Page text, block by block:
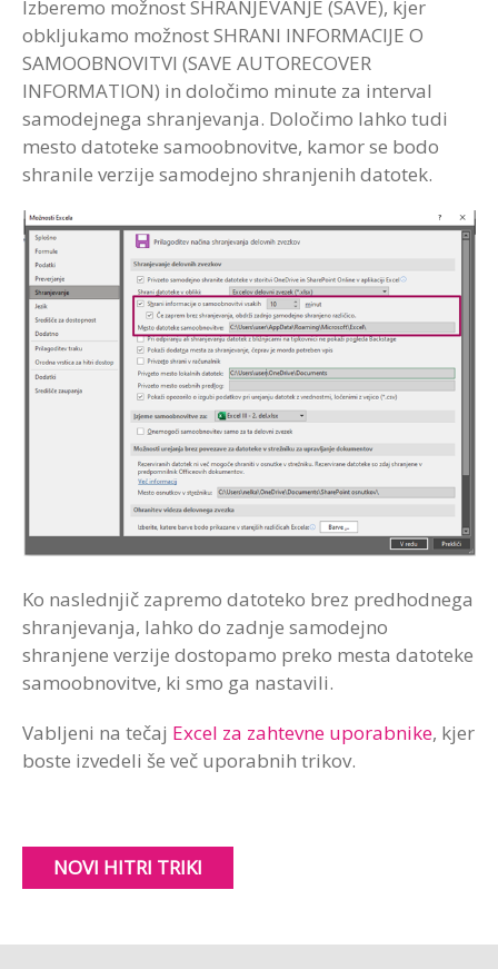
Izberemo možnost SHRANJEVANJE (SAVE), kjer
obkljukamo možnost SHRANI INFORMACIJE O
SAMOOBNOVITVI (SAVE AUTORECOVER
INFORMATION) in določimo minute za interval
samodejnega shranjevanja. Določimo lahko tudi
mesto datoteke samoobnovitve, kamor se bodo
shranile verzije samodejno shranjenih datotek.
Ko naslednjič zapremo datoteko brez predhodnega
shranjevanja, lahko do zadnje samodejno
shranjene verzije dostopamo preko mesta datoteke
samoobnovitve, ki smo ga nastavili.
Vabljeni na tečaj Excel za zahtevne uporabnike, kjer
boste izvedeli še več uporabnih trikov.
NOVI HITRI TRIKI